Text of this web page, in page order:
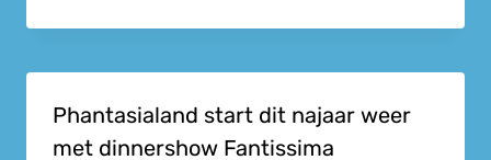
Phantasialand start dit najaar weer
met dinnershow Fantissima